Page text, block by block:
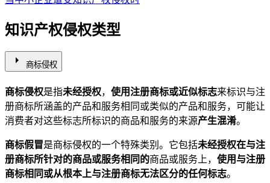
知识产权侵权类型
arrow_right 商标侵权
商标侵权是指未经授权， 使用注册商标或近似标志来标识与注
册商标所涵盖的产品和服务相同或类似的产品和服务，可能让
消费者对这些标志所标识的商品和服务的来源产生混淆。
商标假冒是商标侵权的一个特殊类别。它包括未经授权在与注
册商标所针对的商品或服务相同的商品或服务上， 使用与注册
商标相同或从根本上与注册商标无法区分的任何标志。